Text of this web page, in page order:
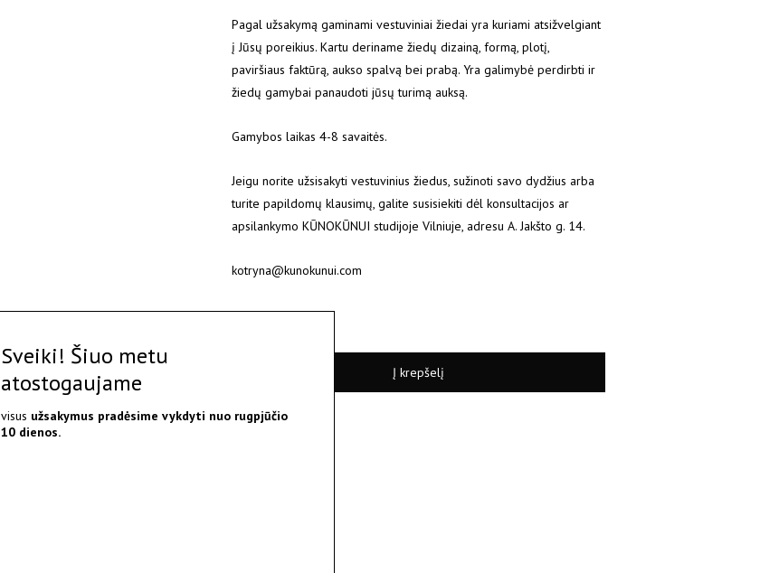
Pagal užsakymą gaminami vestuviniai žiedai yra kuriami atsižvelgiant
į Jūsų poreikius. Kartu deriname žiedų dizainą, formą, plotį,
paviršiaus faktūrą, aukso spalvą bei prabą. Yra galimybė perdirbti ir
žiedų gamybai panaudoti jūsų turimą auksą.
Gamybos laikas 4-8 savaitės.
Jeigu norite užsisakyti vestuvinius žiedus, sužinoti savo dydžius arba
turite papildomų klausimų, galite susisiekiti dėl konsultacijos ar
apsilankymo KŪNOKŪNUI studijoje Vilniuje, adresu A. Jakšto g. 14.
kotryna@kunokunui.com
Į krepšelį
Sveiki! Šiuo metu
atostogaujame
visus užsakymus pradėsime vykdyti nuo rugpjūčio
10 dienos.